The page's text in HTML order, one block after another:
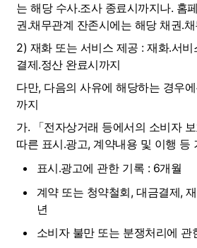
는 해당 수사․조사 종료시까지나. 홈
권․채무관계 잔존시에는 해당 채권․
2) 재화 또는 서비스 제공 : 재화․서
결제․정산 완료시까지
다만, 다음의 사유에 해당하는 경우
까지
가. 「전자상거래 등에서의 소비자
따른 표시․광고, 계약내용 및 이행 등
표시․광고에 관한 기록 : 6개월
계약 또는 청약철회, 대금결제,
년
소비자 불만 또는 분쟁처리에 관